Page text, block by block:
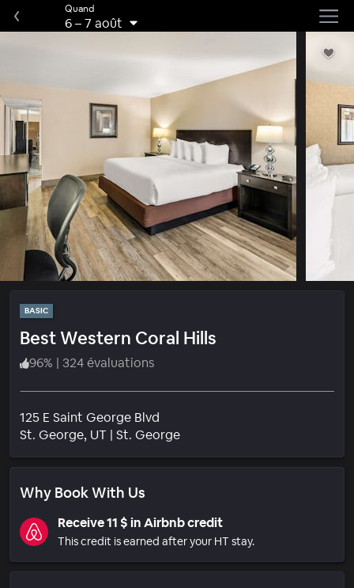
Quand
6–7 août
BASIC
Best Western Coral Hills
96% | 324 évaluations
125 E Saint George Blvd
St. George, UT | St. GeorgeQuartier
Why Book With Us
Receive 11 $ in Airbnb credit
This credit is earned after your HT stay.